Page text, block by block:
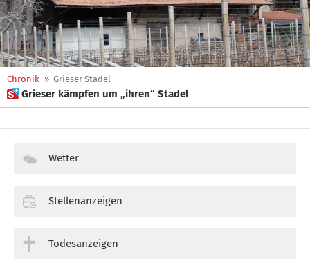
Chronik » Grieser Stadel
 Grieser kämpfen um „ihren“ Stadel
Wetter
Stellenanzeigen
Todesanzeigen